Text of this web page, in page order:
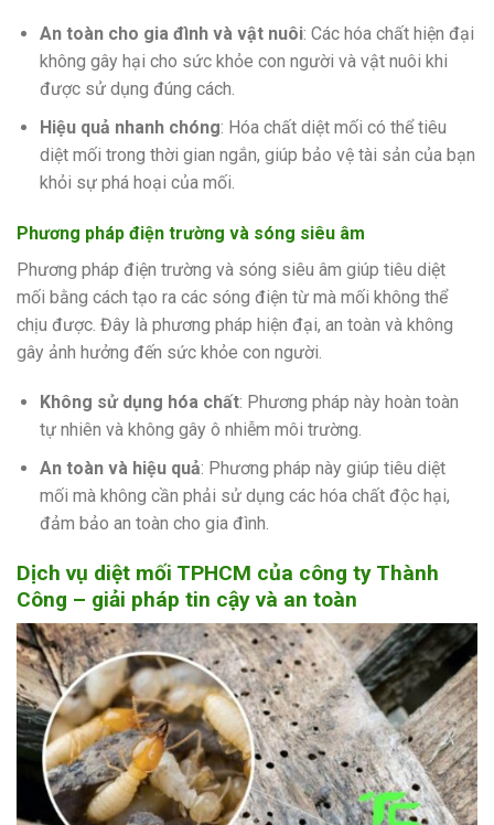
An toàn cho gia đình và vật nuôi: Các hóa chất hiện đại
không gây hại cho sức khỏe con người và vật nuôi khi
được sử dụng đúng cách.
Hiệu quả nhanh chóng: Hóa chất diệt mối có thể tiêu
diệt mối trong thời gian ngắn, giúp bảo vệ tài sản của bạn
khỏi sự phá hoại của mối.
Phương pháp điện trường và sóng siêu âm
Phương pháp điện trường và sóng siêu âm giúp tiêu diệt
mối bằng cách tạo ra các sóng điện từ mà mối không thể
chịu được. Đây là phương pháp hiện đại, an toàn và không
gây ảnh hưởng đến sức khỏe con người.
Không sử dụng hóa chất: Phương pháp này hoàn toàn
tự nhiên và không gây ô nhiễm môi trường.
An toàn và hiệu quả: Phương pháp này giúp tiêu diệt
mối mà không cần phải sử dụng các hóa chất độc hại,
đảm bảo an toàn cho gia đình.
Dịch vụ diệt mối TPHCM của công ty Thành
Công – giải pháp tin cậy và an toàn